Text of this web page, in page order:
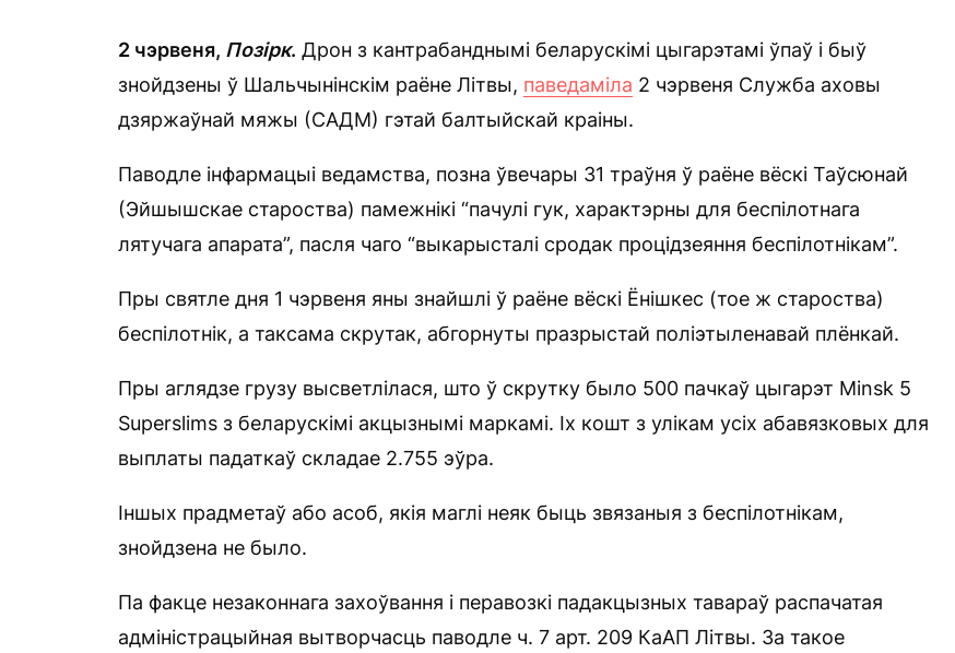
2 чэрвеня, Позірк. Дрон з кантрабанднымі беларускімі цыгарэтамі ўпаў і быў
знойдзены ў Шальчынінскім раёне Літвы, паведаміла 2 чэрвеня Служба аховы
дзяржаўнай мяжы (САДМ) гэтай балтыйскай краіны.
Паводле інфармацыі ведамства, позна ўвечары 31 траўня ў раёне вёскі Таўсюнай
(Эйшышскае староства) памежнікі “пачулі гук, характэрны для беспілотнага
лятучага апарата”, пасля чаго “выкарысталі сродак процідзеяння беспілотнікам”.
Пры святле дня 1 чэрвеня яны знайшлі ў раёне вёскі Ёнішкес (тое ж староства)
беспілотнік, а таксама скрутак, абгорнуты празрыстай поліэтыленавай плёнкай.
Пры аглядзе грузу высветлілася, што ў скрутку было 500 пачкаў цыгарэт Minsk 5
Superslims з беларускімі акцызнымі маркамі. Іх кошт з улікам усіх абавязковых для
выплаты падаткаў складае 2.755 эўра.
Іншых прадметаў або асоб, якія маглі неяк быць звязаныя з беспілотнікам,
знойдзена не было.
Па факце незаконнага захоўвання і перавозкі падакцызных тавараў распачатая
адміністрацыйная вытворчасць паводле ч. 7 арт. 209 КаАП Літвы. За такое